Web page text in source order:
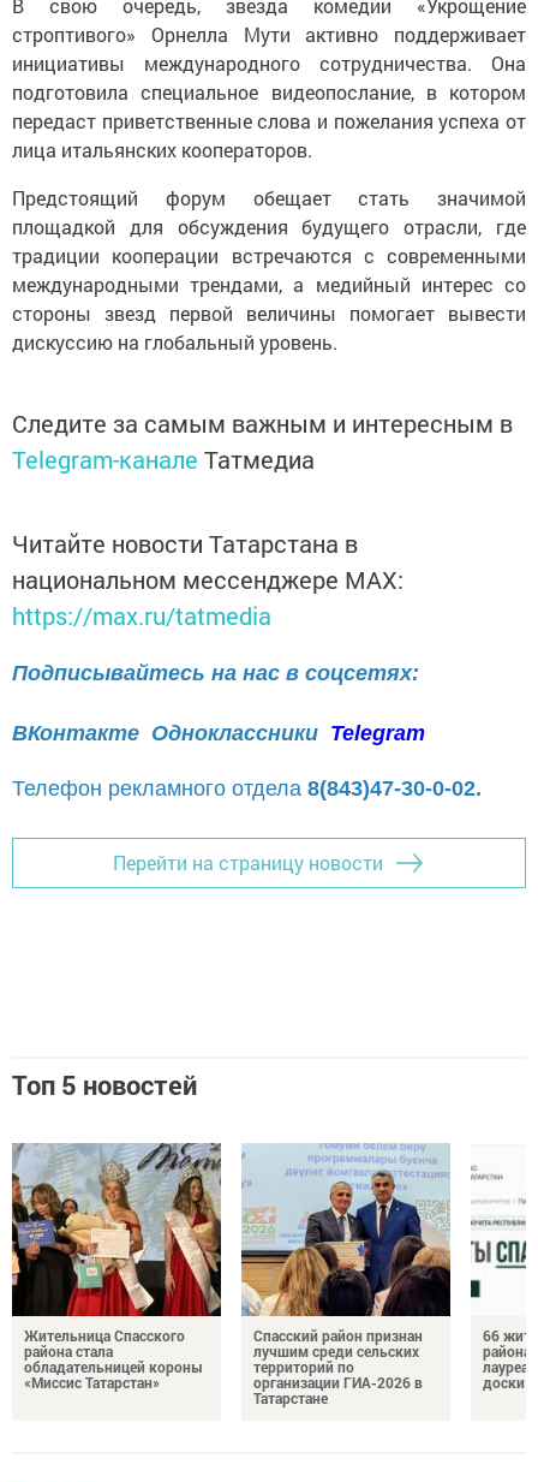
В свою очередь, звезда комедии «Укрощение
строптивого» Орнелла Мути активно поддерживает
инициативы международного сотрудничества. Она
подготовила специальное видеопослание, в котором
передаст приветственные слова и пожелания успеха от
лица итальянских кооператоров.
Предстоящий форум обещает стать значимой
площадкой для обсуждения будущего отрасли, где
традиции кооперации встречаются с современными
международными трендами, а медийный интерес со
стороны звезд первой величины помогает вывести
дискуссию на глобальный уровень.
Следите за самым важным и интересным в
Telegram-канале Татмедиа
Читайте новости Татарстана в
национальном мессенджере MАХ:
https://max.ru/tatmedia
Подписывайтесь на нас в соцсетях:
ВКонтакте Одноклассники Telegram
Телефон рекламного отдела 8(843)47-30-0-02.
Перейти на страницу новости
Топ 5 новостей
Жительница Спасского
района стала
обладательницей короны
«Миссис Татарстан»
Спасский район признан
лучшим среди сельских
территорий по
организации ГИА-2026 в
Татарстане
66
района
доски